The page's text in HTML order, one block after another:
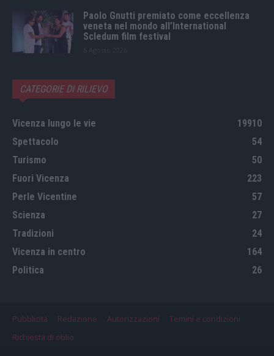
Paolo Gnutti premiato come eccellenza
veneta nel mondo all’International
Scledum film festival
CATEGORIE DI RILIEVO
Vicenza lungo le vie
19910
Spettacolo
54
Turismo
50
Fuori Vicenza
223
Perle Vicentine
57
Scienza
27
Tradizioni
24
Vicenza in centro
164
Politica
26
Pubblicità Redazione Autorizzazioni
Temini e condizioni
Richiesta di oblio